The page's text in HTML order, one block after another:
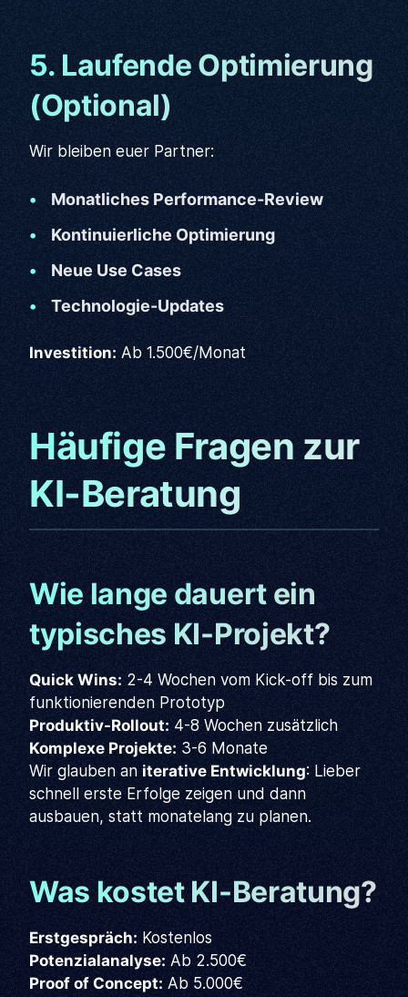
5. Laufende Optimierung
(Optional)
Wir bleiben euer Partner:
Monatliches Performance-Review
Kontinuierliche Optimierung
Neue Use Cases
Technologie-Updates
Investition: Ab 1.500€/Monat
Häufige Fragen zur
KI-Beratung
Wie lange dauert ein
typisches KI-Projekt?
Quick Wins: 2-4 Wochen vom Kick-off bis zum
funktionierenden Prototyp
Produktiv-Rollout: 4-8 Wochen zusätzlich
Komplexe Projekte: 3-6 Monate
Wir glauben an iterative Entwicklung: Lieber
schnell erste Erfolge zeigen und dann
ausbauen, statt monatelang zu planen.
Was kostet KI-Beratung?
Erstgespräch: Kostenlos
Potenzialanalyse: Ab 2.500€
Proof of Concept: Ab 5.000€